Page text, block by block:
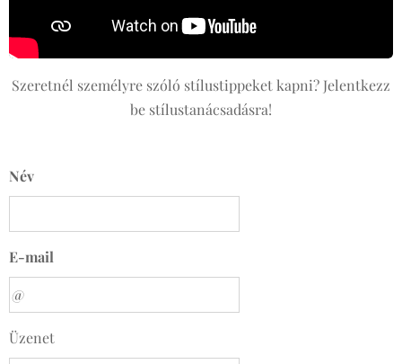
Szeretnél személyre szóló stílustippeket kapni? Jelentkezz
be stílustanácsadásra!
Név
E-mail
Üzenet